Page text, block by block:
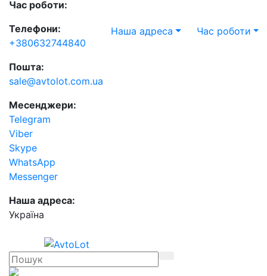
Час роботи:
Телефони:
+380632744840
Пошта:
sale@avtolot.com.ua
Месенджери:
Telegram
Viber
Skype
WhatsApp
Messenger
Наша адреса:
Українa
Наша адреса Час роботи